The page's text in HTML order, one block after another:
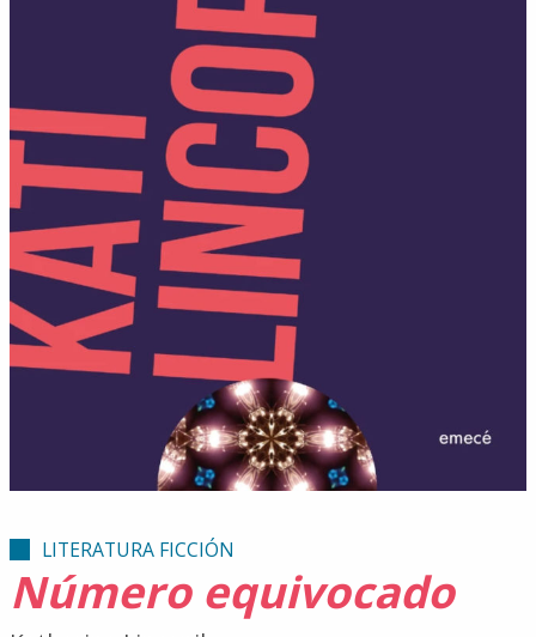
LITERATURA FICCIÓN
Número equivocado